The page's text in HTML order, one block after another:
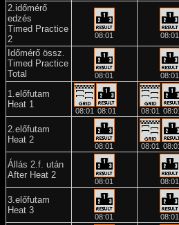
2.időmérő
edzés
Timed Practice
2
08:01 08:01
Időmérő össz.
Timed Practice
Total
08:01 08:01
1.előfutam
Heat 1
08:01 08:01 08:01
2.előfutam
Heat 2
08:01 08:01
Állás 2.f. után
After Heat 2
08:01 08:01
3.előfutam
Heat 3
08:01 08:01